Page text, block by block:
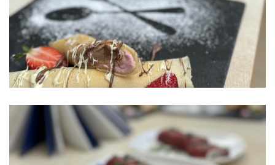
VIRĖJAS III LYGIS
ELEKTROS ĮRANGOS SURINKĖJAS III LYGIS (2026 M.
PRIĖMIMAS)
INFORMACINIŲ IR RYŠIŲ TECHNOLOGIJŲ APTARNAVIMO
BIURO ADMINISTRATORIUS
E. PARDAVĖJAS-KONSULTANTAS